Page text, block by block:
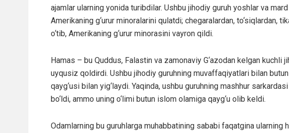
ajamlar ularning yonida turibdilar. Ushbu jihodiy guruh yoshlar va
Amerikaning g‘urur minoralarini qulatdi; chegaralardan, to‘siqlardan,
o‘tib, Amerikaning g‘urur minorasini vayron qildi.
Hamas – bu Quddus, Falastin va zamonaviy G‘azodan kelgan kuchli
uyqusiz qoldirdi. Ushbu jihodiy guruhning muvaffaqiyatlari bilan
qayg‘usi bilan yig‘laydi. Yaqinda, ushbu guruhning mashhur
bo‘ldi, ammo uning o‘limi butun islom olamiga qayg‘u olib keldi.
Odamlarning bu guruhlarga muhabbatining sababi faqatgina ularning